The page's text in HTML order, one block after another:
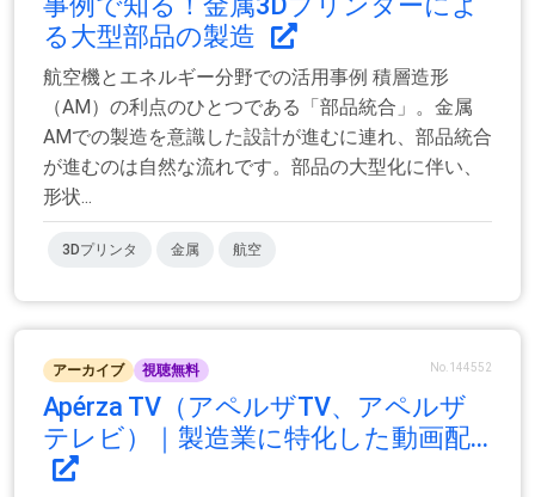
る大型部品の製造
航空機とエネルギー分野での活用事例 積層造形
（AM）の利点のひとつである「部品統合」。金属
AMでの製造を意識した設計が進むに連れ、部品統合
が進むのは自然な流れです。部品の大型化に伴い、
形状...
3Dプリンタ 金属 航空
アーカイブ 視聴無料 No.144552
Apérza TV（アペルザTV、アペルザ
テレビ）｜製造業に特化した動画配...